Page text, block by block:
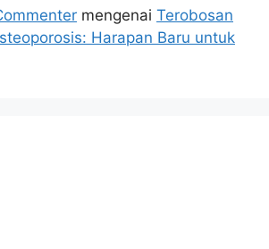
mengenai Terobosan
Harapan Baru untuk